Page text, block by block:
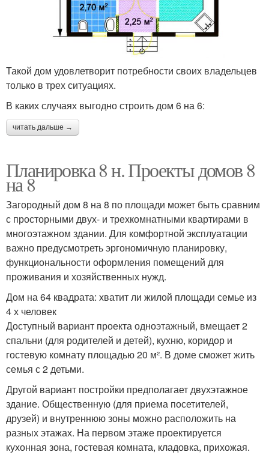
Такой дом удовлетворит потребности своих владельцев
только в трех ситуациях.
В каких случаях выгодно строить дом 6 на 6:
читать дальше →
Планировка 8 н. Проекты домов 8
на 8
Загородный дом 8 на 8 по площади может быть сравним
с просторными двух- и трехкомнатными квартирами в
многоэтажном здании. Для комфортной эксплуатации
важно предусмотреть эргономичную планировку,
функциональности оформления помещений для
проживания и хозяйственных нужд.
Дом на 64 квадрата: хватит ли жилой площади семье из
4 х человек
Доступный вариант проекта одноэтажный, вмещает 2
спальни (для родителей и детей), кухню, коридор и
гостевую комнату площадью 20 м². В доме сможет жить
семья с 2 детьми.
Другой вариант постройки предполагает двухэтажное
здание. Общественную (для приема посетителей,
друзей) и внутреннюю зоны можно расположить на
разных этажах. На первом этаже проектируется
кухонная зона, гостевая комната, кладовка, прихожая.